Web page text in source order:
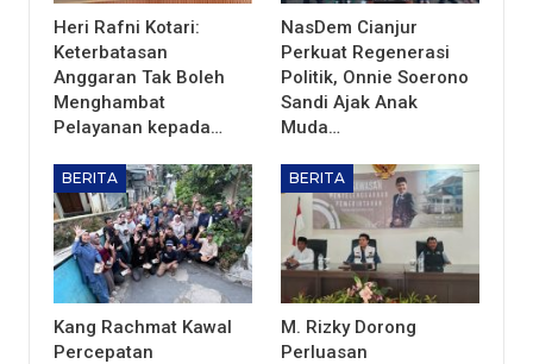
Heri Rafni Kotari:
Keterbatasan
Anggaran Tak Boleh
Menghambat
Pelayanan kepada…
NasDem Cianjur
Perkuat Regenerasi
Politik, Onnie Soerono
Sandi Ajak Anak
Muda…
BERITA
Kang Rachmat Kawal
Percepatan
BERITA
M. Rizky Dorong
Perluasan